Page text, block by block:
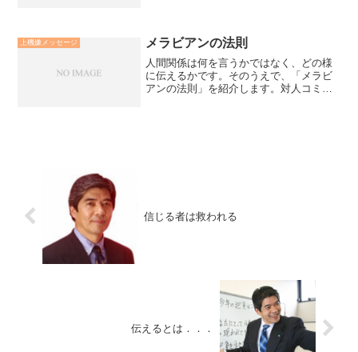
がいます。大切なことは相...
上機嫌メッセージ メラビアンの法則
人間関係は何を言うかではなく、どの様
に伝えるかです。そのうえで、「メラビ
アンの法則」を紹介します。対人コミュ
信じる者は救われる
伝えるとは．．．